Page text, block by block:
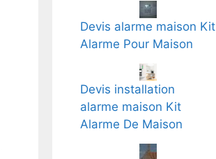
Devis alarme maison Kit
Alarme Pour Maison
Devis installation
alarme maison Kit
Alarme De Maison